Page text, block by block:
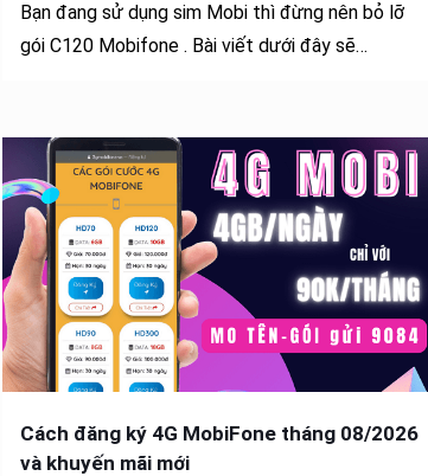
Bạn đang sử dụng sim Mobi thì đừng nên bỏ lỡ
gói C120 Mobifone . Bài viết dưới đây sẽ…
Cách đăng ký 4G MobiFone tháng 08/2026
và khuyến mãi mới